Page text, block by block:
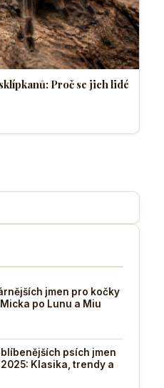
Proč se jich lidé
jmen pro kočky
po Lunu a Miu
psích jmen
2025: Klasika, trendy a